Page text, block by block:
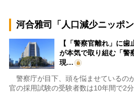
河合雅司「人口減少ニッポン
【「警察官離れ」に
が本気で取り組む「
現…
警察庁が目下、頭を悩ませているの
官の採用試験の受験者数は10年間で2